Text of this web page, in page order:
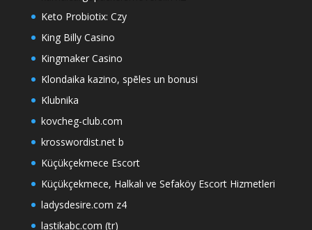
Keto Probiotix: Czy
King Billy Casino
Kingmaker Casino
Klondaika kazino, spēles un bonusi
Klubnika
kovcheg-club.com
krosswordist.net b
Küçükçekmece Escort
Küçükçekmece, Halkalı ve Sefaköy Escort Hizmetleri
ladysdesire.com z4
lastikabc.com (tr)